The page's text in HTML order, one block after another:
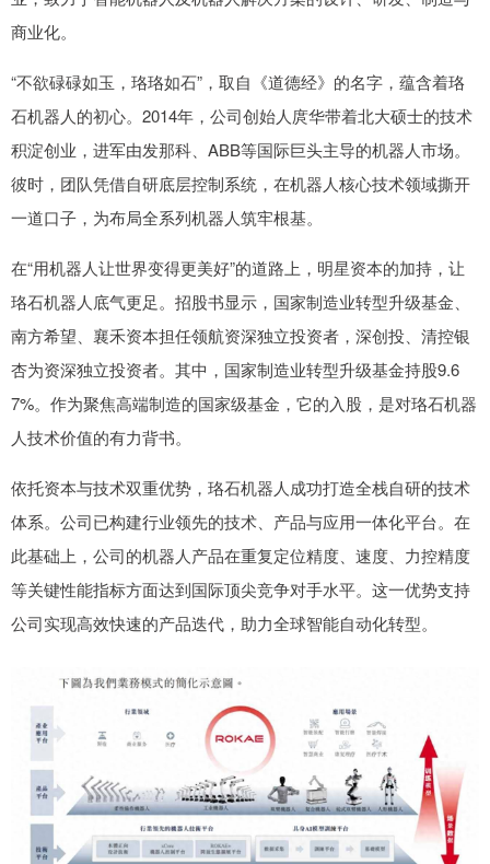
商业化。
“不欲碌碌如玉，珞珞如石”，取自《道德经》的名字，蕴含着珞
石机器人的初心。2014年，公司创始人庹华带着北大硕士的技术
积淀创业，进军由发那科、ABB等国际巨头主导的机器人市场。
彼时，团队凭借自研底层控制系统，在机器人核心技术领域撕开
一道口子，为布局全系列机器人筑牢根基。
在“用机器人让世界变得更美好”的道路上，明星资本的加持，让
珞石机器人底气更足。招股书显示，国家制造业转型升级基金、
南方希望、襄禾资本担任领航资深独立投资者，深创投、清控银
杏为资深独立投资者。其中，国家制造业转型升级基金持股9.6
7%。作为聚焦高端制造的国家级基金，它的入股，是对珞石机器
人技术价值的有力背书。
依托资本与技术双重优势，珞石机器人成功打造全栈自研的技术
体系。公司已构建行业领先的技术、产品与应用一体化平台。在
此基础上，公司的机器人产品在重复定位精度、速度、力控精度
等关键性能指标方面达到国际顶尖竞争对手水平。这一优势支持
公司实现高效快速的产品迭代，助力全球智能自动化转型。